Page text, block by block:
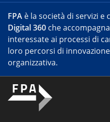
FPA è la società di servizi e
Digital 360 che
interessate ai processi di
loro percorsi di
organizzativa.